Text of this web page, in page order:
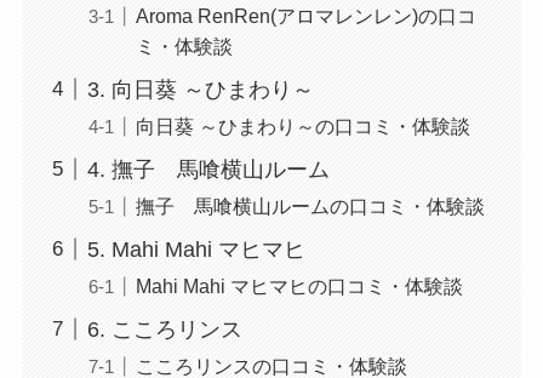
Aroma RenRen(アロマレンレン)の口コ
ミ・体験談
3. 向日葵 ～ひまわり～
向日葵 ～ひまわり～の口コミ・体験談
4. 撫子 馬喰横山ルーム
撫子 馬喰横山ルームの口コミ・体験談
5. Mahi Mahi マヒマヒ
Mahi Mahi マヒマヒの口コミ・体験談
6. こころリンス
こころリンスの口コミ・体験談